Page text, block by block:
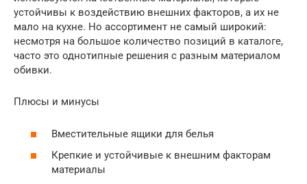
устойчивы к воздействию внешних факторов, а их не
мало на кухне. Но ассортимент не самый широкий:
несмотря на большое количество позиций в каталоге,
часто это однотипные решения с разным материалом
обивки.
Плюсы и минусы
Вместительные ящики для белья
Крепкие и устойчивые к внешним факторам
материалы